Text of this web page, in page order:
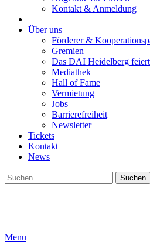
Kontakt & Anmeldung
|
Über uns
Förderer &
Gremien
Das DAI Heidelberg
Mediathek
Hall of Fame
Vermietung
Jobs
Barrierefreiheit
Newsletter
Tickets
Kontakt
News
Suchen
nach:
Menu